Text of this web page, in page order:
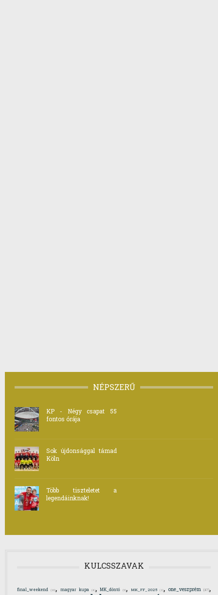
NÉPSZERŰ
KP - Négy csapat 55
fontos órája
Sok újdonsággal támad
Köln
Több tiszteletet a
legendáinknak!
KULCSSZAVAK
final_weekend (10), magyar kupa (4),MK_döntő (9),MK_FF_2025 (2),one_veszprém (47),